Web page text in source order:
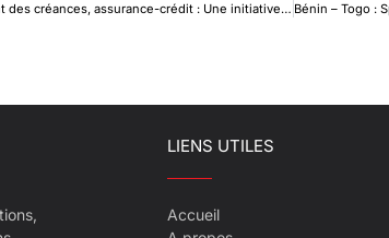
Financement des créances, assurance-crédit : Une initiative conjointe BCEAO-AFREXIMBANK-FCI
LIENS UTILES
Accueil